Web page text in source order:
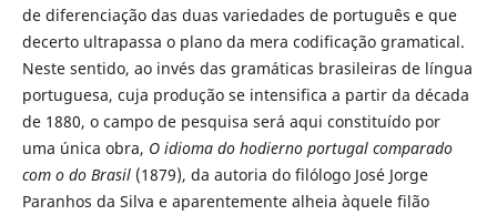
de diferenciação das duas variedades de português e que
decerto ultrapassa o plano da mera codificação gramatical.
Neste sentido, ao invés das gramáticas brasileiras de língua
portuguesa, cuja produção se intensifica a partir da década
de 1880, o campo de pesquisa será aqui constituído por
uma única obra, O idioma do hodierno portugal comparado
com o do Brasil(1879), da autoria do filólogo José Jorge
Paranhos da Silva e aparentemente alheia àquele filão